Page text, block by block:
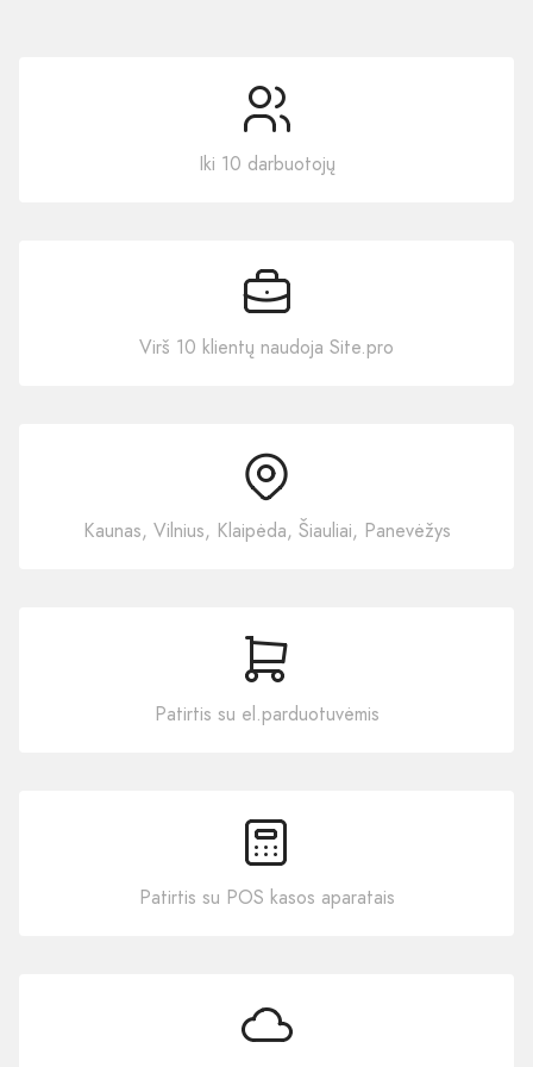
Iki 10 darbuotojų
Virš 10 klientų naudoja Site.pro
Kaunas, Vilnius, Klaipėda, Šiauliai, Panevėžys
Patirtis su el.parduotuvėmis
Patirtis su POS kasos aparatais